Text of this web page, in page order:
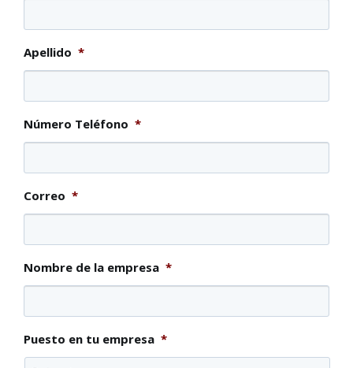
Apellido *
Número Teléfono *
Correo *
Nombre de la empresa *
Puesto en tu empresa *